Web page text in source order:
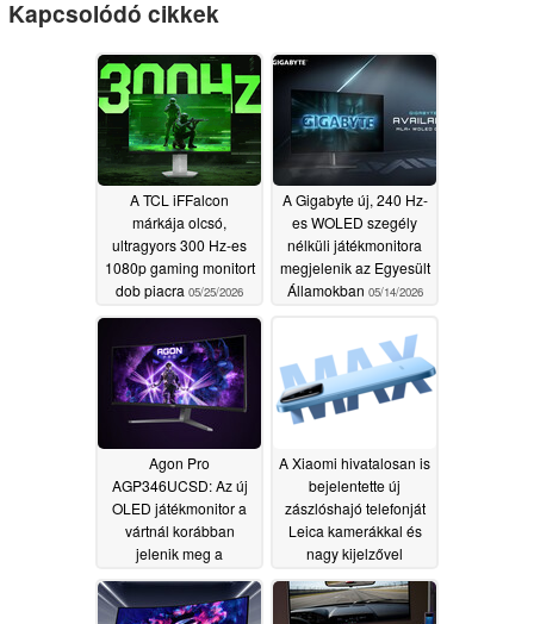
Kapcsolódó cikkek
A TCL iFFalcon
márkája olcsó,
ultragyors 300 Hz-es
1080p gaming monitort
dob piacra 05/25/2026
A Gigabyte új, 240 Hz-
es WOLED szegély
nélküli játékmonitora
megjelenik az Egyesült
Államokban 05/14/2026
Agon Pro
AGP346UCSD: Az új
OLED játékmonitor a
vártnál korábban
jelenik meg a
05/14/2026
A Xiaomi hivatalosan is
bejelentette új
zászlóshajó telefonját
Leica kamerákkal és
nagy kijelzővel
05/13/2026